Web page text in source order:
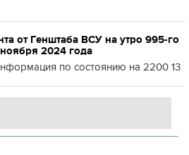
от Генштаба ВСУ на утро 995-го
2024 года
по состоянию на 2200 13